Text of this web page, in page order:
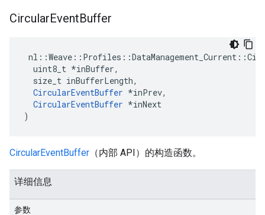
CircularEventBuffer
  uint8_t *inBuffer,
  size_t inBufferLength,
CircularEventBuffer *inPrev,
CircularEventBuffer *inNext
)
CircularEventBuffer （内部 API）的构造函数。
详细信息
参数